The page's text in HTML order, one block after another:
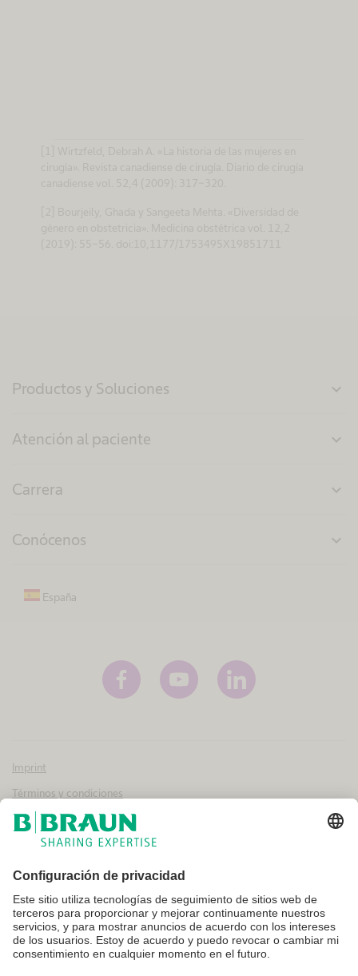
Productos y Soluciones expand_more
Atención al paciente expand_more
Carrera expand_more
Conócenos expand_more
España
Imprint
Términos y condiciones
Aviso legal y condiciones de uso
Política de privacidad
Canal interno de información
Configuración de cookies
No todos los productos que aparecen en esta web están registrados y